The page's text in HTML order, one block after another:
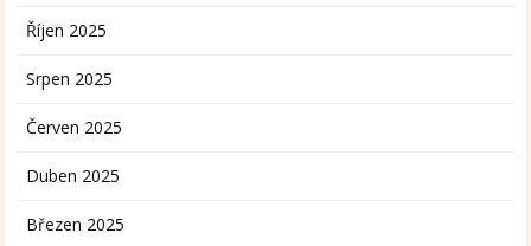
Říjen 2025
Srpen 2025
Červen 2025
Duben 2025
Březen 2025